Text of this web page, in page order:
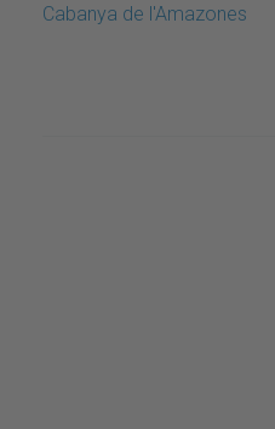
Cabanya de l'Amazones